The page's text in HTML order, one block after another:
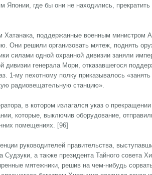
где бы они не находились, прекратить
Хатанака, поддержанные военным министром
Они решили организовать мятеж, поднять
силами одной охранной дивизии заняли
дивизии генерала Мори, отказавшегося
1-му пехотному полку приказывалось
радиовещательную станцию».
в котором излагался указ о
которые, выключив оборудование,
помещениях. [96]
руководителей правительства,
а также президента Тайного совета
мятежники, решив на чем-нибудь